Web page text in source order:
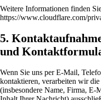
Weitere Informationen finden
https://www.cloudflare.com/
5.
und
Wenn Sie uns per E-Mail,
kontaktieren, verarbeiten wir
(insbesondere Name, Firma, E-